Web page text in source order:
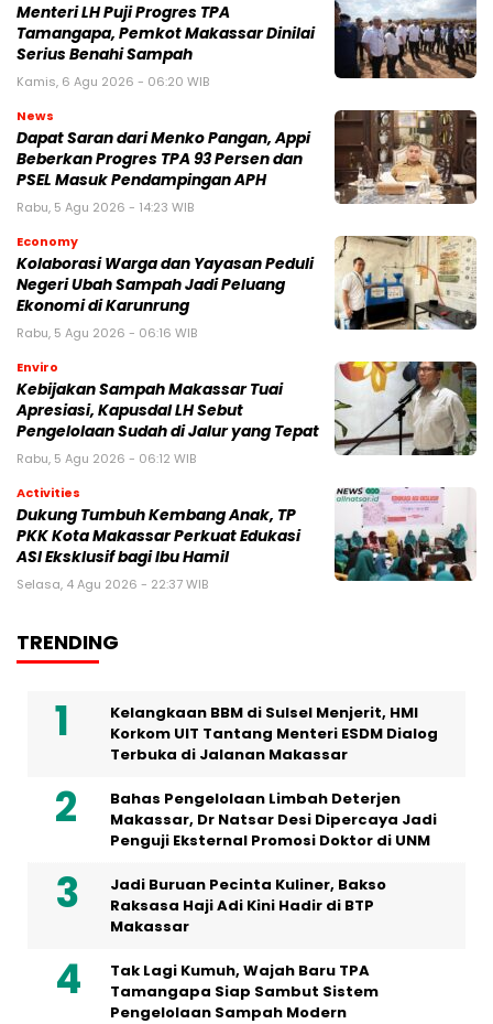
Menteri LH Puji Progres TPA
Tamangapa, Pemkot Makassar Dinilai
Serius Benahi Sampah
Kamis, 6 Agu 2026 - 06:20 WIB
News
Dapat Saran dari Menko Pangan, Appi
Beberkan Progres TPA 93 Persen dan
PSEL Masuk Pendampingan APH
Rabu, 5 Agu 2026 - 14:23 WIB
Economy
Kolaborasi Warga dan Yayasan Peduli
Negeri Ubah Sampah Jadi Peluang
Ekonomi di Karunrung
Rabu, 5 Agu 2026 - 06:16 WIB
Enviro
Kebijakan Sampah Makassar Tuai
Apresiasi, Kapusdal LH Sebut
Pengelolaan Sudah di Jalur yang Tepat
Rabu, 5 Agu 2026 - 06:12 WIB
Activities
Dukung Tumbuh Kembang Anak, TP
PKK Kota Makassar Perkuat Edukasi
ASI Eksklusif bagi Ibu Hamil
Selasa, 4 Agu 2026 - 22:37 WIB
TRENDING
Kelangkaan BBM di Sulsel Menjerit, HMI
Korkom UIT Tantang Menteri ESDM Dialog
Terbuka di Jalanan Makassar
Bahas Pengelolaan Limbah Deterjen
Makassar, Dr Natsar Desi Dipercaya Jadi
Penguji Eksternal Promosi Doktor di UNM
Jadi Buruan Pecinta Kuliner, Bakso
Raksasa Haji Adi Kini Hadir di BTP
Makassar
Tak Lagi Kumuh, Wajah Baru TPA
Tamangapa Siap Sambut Sistem
Pengelolaan Sampah Modern